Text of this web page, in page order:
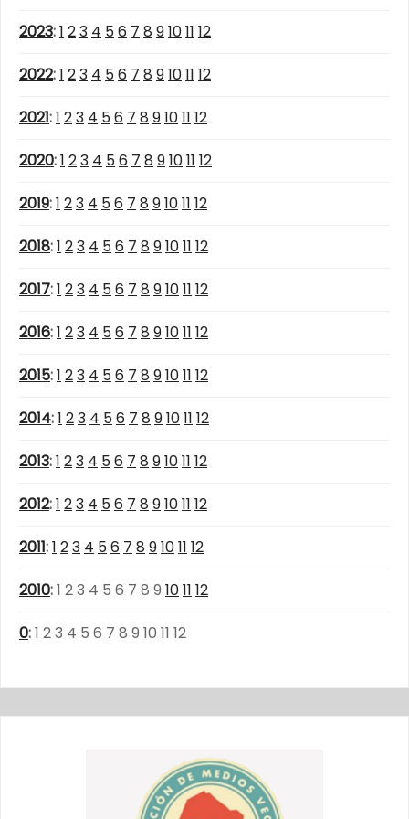
2023:1 23 4 56 7 8 91011 12
2022:1 23 4 56 7 8 91011 12
2021:1 23 4 56 7 8 91011 12
2020:1 23 4 56 7 8 91011 12
2019:1 23 4 56 7 8 91011 12
2018:1 23 4 56 7 8 91011 12
2017:1 23 4 56 7 8 91011 12
2016:1 23 4 56 7 8 91011 12
2015:1 23 4 56 7 8 91011 12
2014:1 23 4 56 7 8 91011 12
2013:1 23 4 56 7 8 91011 12
2012:1 23 4 56 7 8 91011 12
2011:1 23 4 56 7 8 91011 12
2010:1 23 4 5 6 7 8 9 1011 12
0:1 23 4 5 6 7 8 9 10 11 12